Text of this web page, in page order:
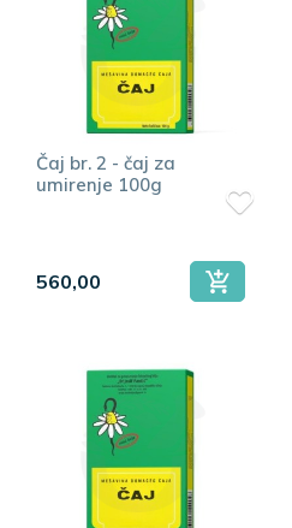
Čaj br. 2 - čaj za
umirenje 100g
560,00